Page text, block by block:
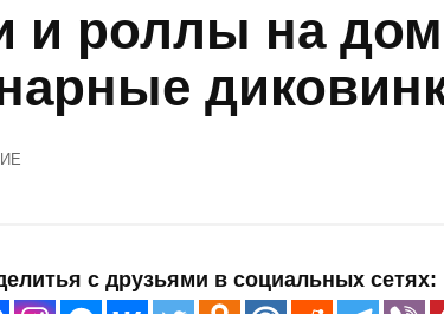
и роллы на
с друзьями в социальных сетях: